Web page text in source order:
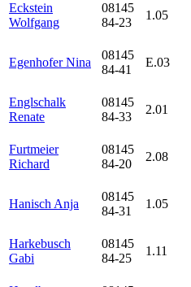
Eckstein
Wolfgang
08145
84-23
1.05
Egenhofer Nina
08145
84-41
E.03
Englschalk
Renate
08145
84-33
2.01
Furtmeier
Richard
08145
84-20
2.08
Hanisch Anja
08145
84-31
1.05
Harkebusch
Gabi
08145
84-25
1.11